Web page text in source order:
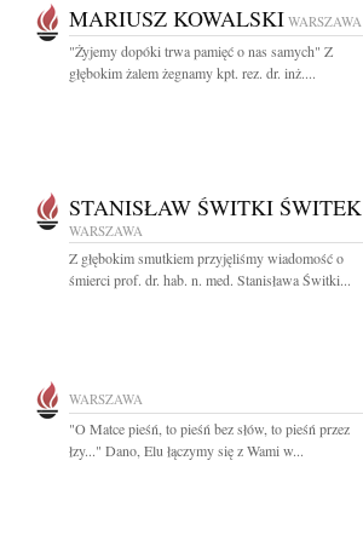
MARIUSZ KOWALSKI WARSZAWA
"Żyjemy dopóki trwa pamięć o nas samych" Z
głębokim żalem żegnamy kpt. rez. dr. inż....
STANISŁAW ŚWITKI ŚWITEK
WARSZAWA
Z głębokim smutkiem przyjęliśmy wiadomość o
śmierci prof. dr. hab. n. med. Stanisława Świtki...
WARSZAWA
"O Matce pieśń, to pieśń bez słów, to pieśń przez
łzy..." Dano, Elu łączymy się z Wami w...